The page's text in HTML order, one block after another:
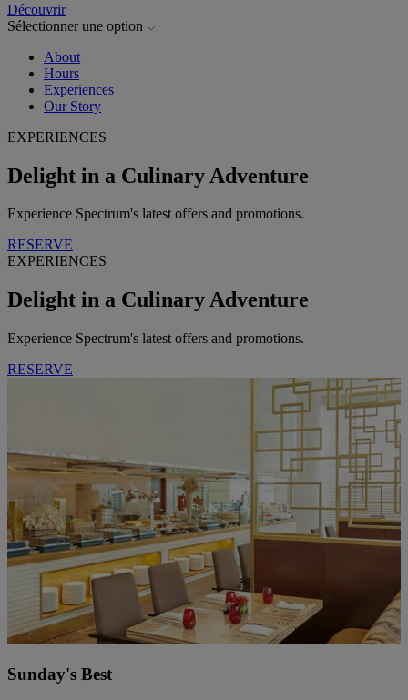
Découvrir
Sélectionner une option
About
Hours
Experiences
Our Story
EXPERIENCES
Delight in a Culinary Adventure
Experience Spectrum's latest offers and promotions.
RESERVE
EXPERIENCES
Delight in a Culinary Adventure
Experience Spectrum's latest offers and promotions.
RESERVE
Sunday's Best